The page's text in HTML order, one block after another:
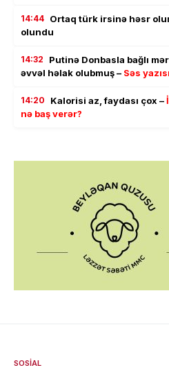
14:44 Ortaq türk irsinə həsr
olundu
14:32
Putinə Donbasla bağlı
əvvəl həlak olubmuş – Səs
14:20 Kalorisi az, faydası çox –
nə baş verər?
SOSIAL